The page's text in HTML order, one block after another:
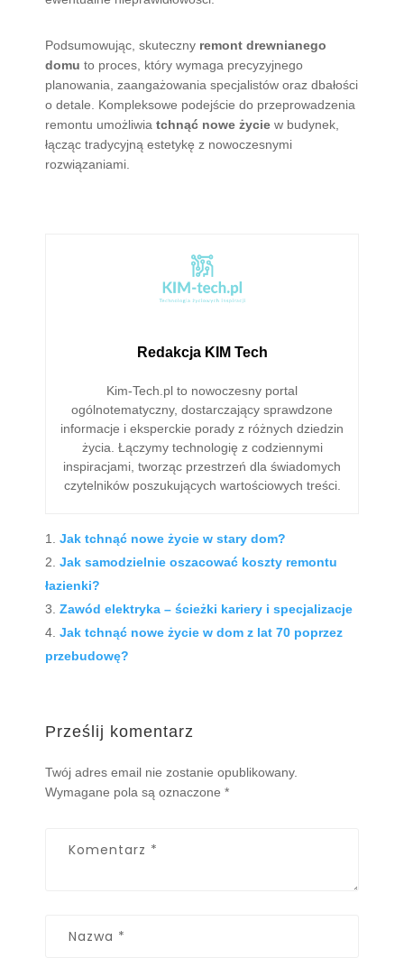
Podsumowując, skuteczny remont drewnianego
domu to proces, który wymaga precyzyjnego
planowania, zaangażowania specjalistów oraz dbałości
o detale. Kompleksowe podejście do przeprowadzenia
remontu umożliwiatchnąć nowe życie w budynek,
łącząc tradycyjną estetykę z nowoczesnymi
rozwiązaniami.
Redakcja KIM Tech
Kim-Tech.pl to nowoczesny portal
ogólnotematyczny, dostarczający sprawdzone
informacje i eksperckie porady z różnych dziedzin
życia. Łączymy technologię z codziennymi
inspiracjami, tworząc przestrzeń dla świadomych
czytelników poszukujących wartościowych treści.
Jak tchnąć nowe życie w stary dom?
Jak samodzielnie oszacować koszty remontu
łazienki?
Zawód elektryka – ścieżki kariery i specjalizacje
Jak tchnąć nowe życie w dom z lat 70 poprzez
przebudowę?
Prześlij komentarz
Twój adres email nie zostanie opublikowany.
Wymagane pola są oznaczone*